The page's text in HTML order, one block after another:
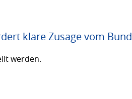
klare Zusage vom Bund
werden.